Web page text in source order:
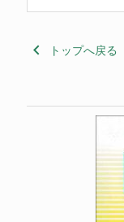
keyboard_arrow_left トップへ戻る